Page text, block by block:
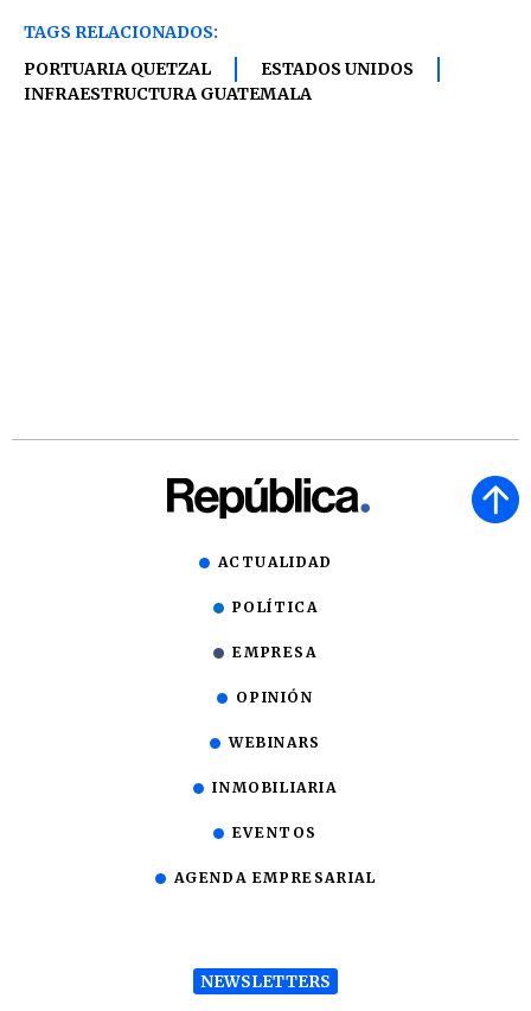
TAGS RELACIONADOS:
PORTUARIA QUETZAL
ESTADOS UNIDOS
INFRAESTRUCTURA GUATEMALA
ACTUALIDAD
POLÍTICA
EMPRESA
OPINIÓN
WEBINARS
INMOBILIARIA
EVENTOS
AGENDA EMPRESARIAL
NEWSLETTERS